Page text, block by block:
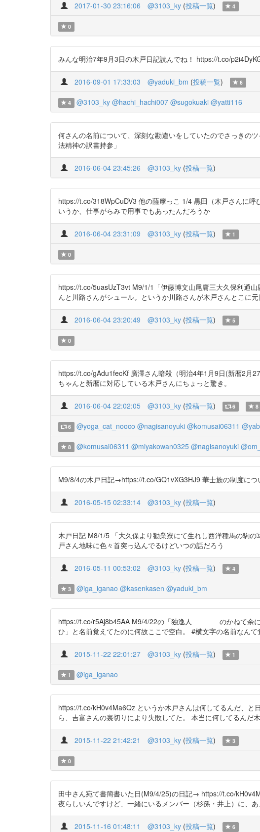
2017-01-30 23:16:06 @3103_ky (投稿一覧) 4
0
みんな明治7年9月3日の木戸日記読んでね！ https://t.co/
2016-09-01 17:33:03 @yaduki_bm (投稿一覧) 6
4 @3103_ky @hachi_hachi007 @sugokuaki @yatti116
何さんの名前について、深刻な勘違いをしていたのでさっきの
法精神の訳書持参」
2016-06-04 23:45:26 @3103_ky (投稿一覧)
https://t.co/318WpCuDV3 他の薩摩っこ 1/4 黒田（木戸さんに
いうか、仕事がらみで用事でもあったんだろうか
2016-06-04 23:31:09 @3103_ky (投稿一覧) 1
0
https://t.co/5uasUzT3vt M9/1/1「伊藤博文山尾庸三大久保利通
んと川路さんがシュール。というか川路さんが木戸さんとこに元
2016-06-04 23:20:49 @3103_ky (投稿一覧) 5
0
https://t.co/gAdu1fecKf 廣澤さん暗殺（明治4年1月9日(新暦2月
ちゃんと新暦に対応している木戸さんにちょっと驚き。
2016-06-04 22:02:05 @3103_ky (投稿一覧) 6 8
6 @yoga_cat_nooco @nagisanoyuki @komusai06311
8 @komusai06311 @miyakowan0325 @nagisanoyuki
M9/8/4の木戸日記→https://t.co/GQ1vXG3HJ9 華士族の制度に
2016-05-15 02:33:14 @3103_ky (投稿一覧)
木戸日記 M8/1/5 「大久保より勧業寮にて生れし西洋種馬の駒
戸さん地味に色々首突っ込んでるけどいつの話だろう
2016-05-11 00:53:02 @3103_ky (投稿一覧) 4
3 @iga_iganao @kasenkasen @yaduki_bm
https://t.co/r5Aj8b45AA M9/4/22の「独逸人 のかねて余にセ
ひ」と名前覚えてたのに何故ここで空白。 #横文字の名前なん
2015-11-22 22:01:27 @3103_ky (投稿一覧) 1
1 @iga_iganao
https://t.co/kH0v4Ma6Qz というか木戸さんは何してるんだ、
ら、吉富さんの裏切りにより失敗してた。 本当に何してるんだ木
2015-11-22 21:42:21 @3103_ky (投稿一覧) 3
0
田中さん宛て書簡書いた日(M9/4/25)の日記→ https://t.co/
夜らしいんですけど、一緒にいるメンバー（杉孫・井上）に、
2015-11-16 01:48:11 @3103_ky (投稿一覧) 6